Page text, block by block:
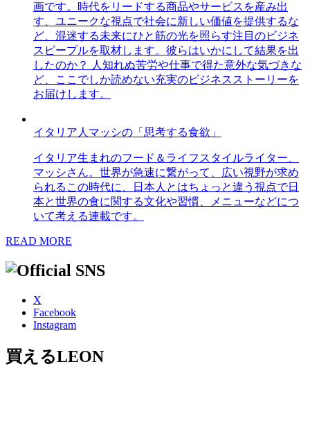
画です。時代をリードする商品やサービスを産み出
す、ユニークな視点で社会に新しい価値を提供するな
ど、混迷する未来にひと筋の光を照らす注目のビジネ
スピープルを取材します。彼らはいかにして結果を出
したのか？ 人知れぬ苦労や仕事で得た意外な気づきな
ど、ここでしか読めない充実のビジネスストーリーを
お届けします。
イタリア人マッシの「思考する食欲」
イタリア生まれのフード＆ライフスタイルライター、
マッシさん。世界が急速に繋がって、広い視野が求め
られるこの時代に、日本人とはちょっと違う視点で日
本と世界の食に関する文化や習慣、メニューなどにつ
いて考える連載です。
READ MORE
X
Facebook
Instagram
買えるLEON